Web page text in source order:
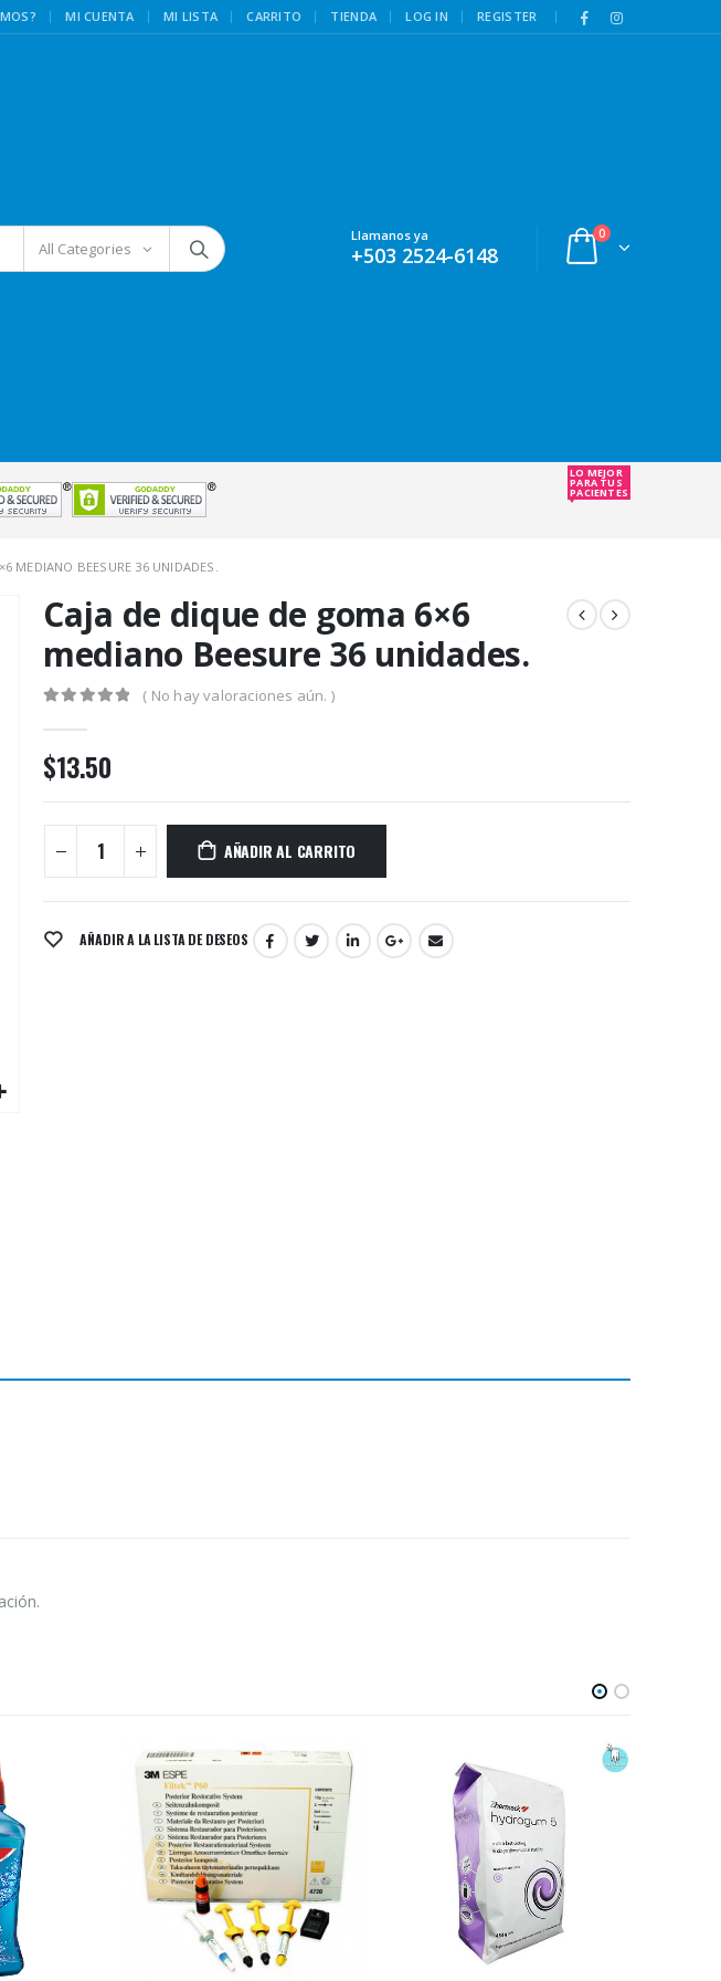
MI CUENTA MI LISTA CARRITO TIENDA LOG IN REGISTER |
All Categories
Llamanos ya
+503 2524-6148
0
LO MEJOR
PARA TUS
PACIENTES
MEDIANO BEESURE 36 UNIDADES.
Caja de dique de goma 6×6
mediano Beesure 36 unidades.
( No hay valoraciones aún. )
$13.50
AÑADIR AL CARRITO
AÑADIR A LA LISTA DE DESEOS
ODONTOLOGÍA
Bandas de celuloide Prehma
0out of 5
$3.35